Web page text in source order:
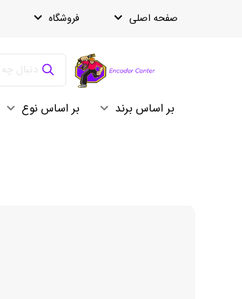
صفحه اصلی فروشگاه
بر اساس برند بر اساس نوع